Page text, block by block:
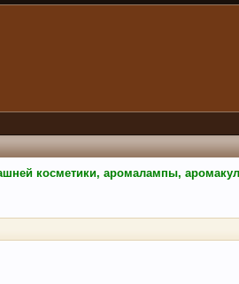
косметики, аромалампы,